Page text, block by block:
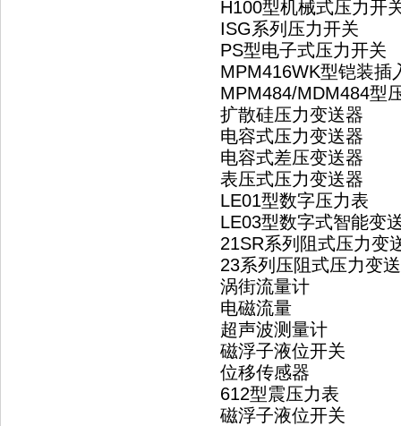
H100型机械式压力开
ISG系列压力开关
PS型电子式压力开关
MPM416WK型铠装插
MPM484/MDM484型
扩散硅压力变送器
电容式压力变送器
电容式差压变送器
表压式压力变送器
LE01型数字压力表
LE03型数字式智能变
21SR系列阻式压力变
23系列压阻式压力变
涡街流量计
电磁流量
超声波测量计
磁浮子液位开关
位移传感器
612型震压力表
磁浮子液位开关